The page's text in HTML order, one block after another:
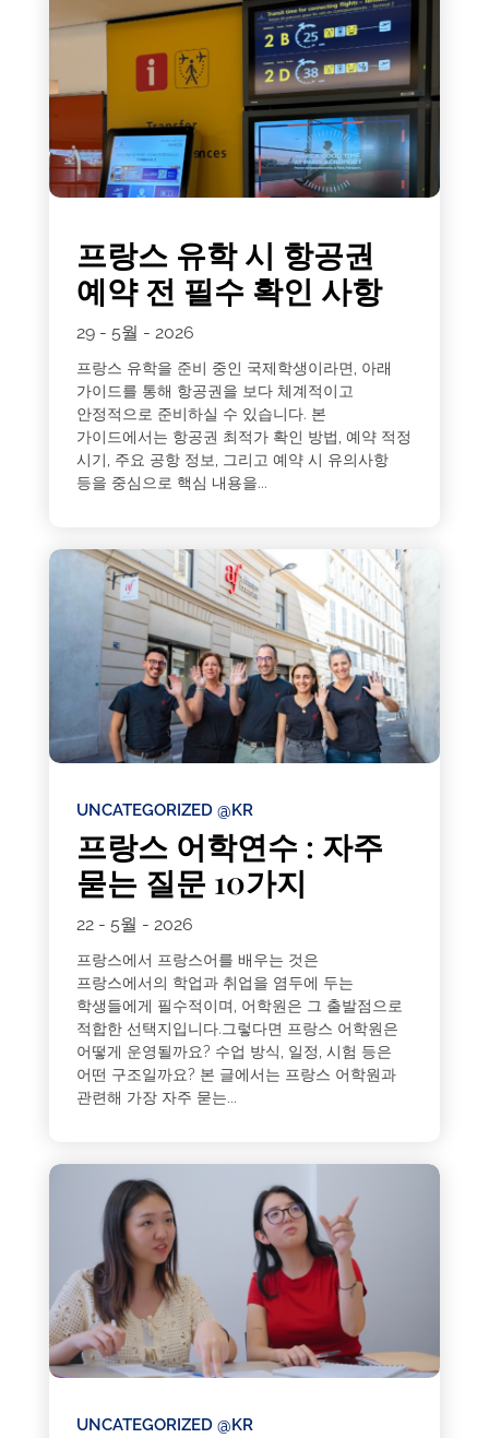
프랑스 유학 시 항공권
예약 전 필수 확인 사항
29 - 5월 - 2026
프랑스 유학을 준비 중인 국제학생이라면, 아래
가이드를 통해 항공권을 보다 체계적이고
안정적으로 준비하실 수 있습니다. 본
가이드에서는 항공권 최적가 확인 방법, 예약 적정
시기, 주요 공항 정보, 그리고 예약 시 유의사항
등을 중심으로 핵심 내용을...
UNCATEGORIZED @KR
프랑스 어학연수 : 자주
묻는 질문 10가지
22 - 5월 - 2026
프랑스에서 프랑스어를 배우는 것은
프랑스에서의 학업과 취업을 염두에 두는
학생들에게 필수적이며, 어학원은 그 출발점으로
적합한 선택지입니다.그렇다면 프랑스 어학원은
어떻게 운영될까요? 수업 방식, 일정, 시험 등은
어떤 구조일까요? 본 글에서는 프랑스 어학원과
관련해 가장 자주 묻는...
UNCATEGORIZED @KR